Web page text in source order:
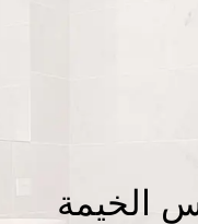
الخيمة